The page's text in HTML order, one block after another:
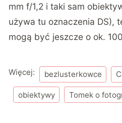
mm f/1,2 i taki sam
używa tu oznaczenia DS),
mogą być jeszcze o ok.
Więcej: bezlusterkowce
obiektywy Tomek o